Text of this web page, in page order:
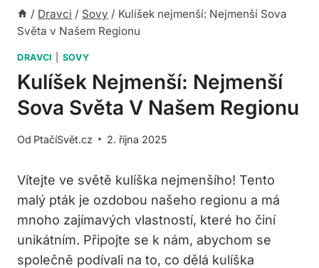
/ Dravci / Sovy / Kulíšek nejmenší: Nejmenší Sova
Světa v Našem Regionu
DRAVCI SOVY
Kulíšek Nejmenší: Nejmenší
Sova Světa V Našem Regionu
Od PtačíSvět.cz 2. října 2025
Vítejte ve světě kulíška nejmenšího! Tento
malý pták je ozdobou našeho regionu a má
mnoho zajímavých vlastností, které ho činí
unikátním. Připojte se k nám, abychom se
společně podívali na to, co dělá kulíška